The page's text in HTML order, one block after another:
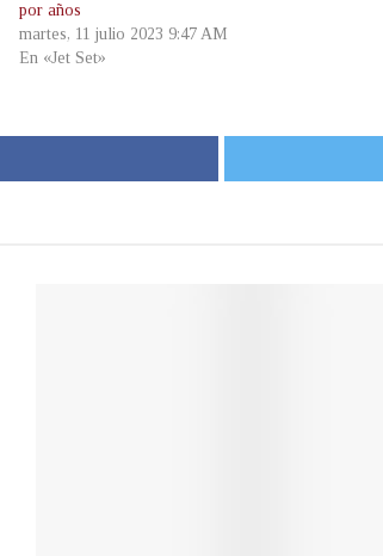
por años
martes, 11 julio 2023 9:47 AM
En «Jet Set»